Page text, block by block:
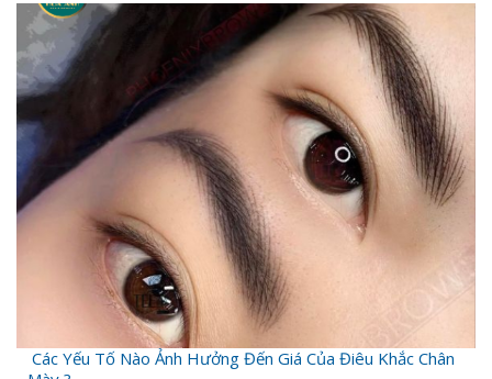
Các Yếu Tố Nào Ảnh Hưởng Đến Giá Của Điêu Khắc Chân